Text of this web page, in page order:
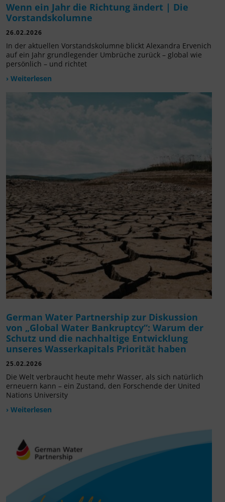
Wenn ein Jahr die Richtung ändert | Die
Vorstandskolumne
26.02.2026
In der aktuellen Vorstandskolumne blickt Alexandra Ervenich
auf ein Jahr grundlegender Umbrüche zurück – global wie
persönlich – und richtet
› Weiterlesen
German Water Partnership zur Diskussion
von „Global Water Bankruptcy“: Warum der
Schutz und die nachhaltige Entwicklung
unseres Wasserkapitals Priorität haben
25.02.2026
Die Welt verbraucht heute mehr Wasser, als sich natürlich
erneuern kann – ein Zustand, den Forschende der United
Nations University
› Weiterlesen